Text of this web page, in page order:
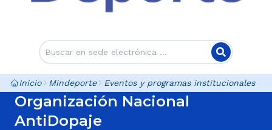
Inicio Mindeporte Eventos y programas institucionales
Organización Nacional
AntiDopaje